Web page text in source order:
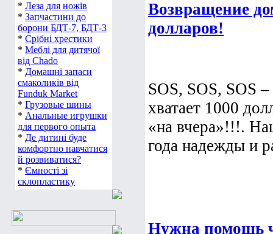
* Леза для ножів
* Запчастини до
борони БДТ-7, БДТ-3
* Срібні хрестики
* Меблі для дитячої
від Chado
* Домашні запаси
смаколиків від
Funduk Market
* Грузовые шины
* Анальные игрушки
для первого опыта
* Де дитині буде
комфортно навчатися
й розвиватися?
* Ємності зі
склопластику
Возвращение
долларов!
SOS, SOS, SOS
хватает 1000
«на вчера»!!!.
года надежды и
Нужна помощь